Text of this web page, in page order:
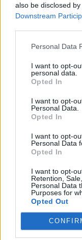
also be disclosed
Downstream
Personal Data
I want to opt-
personal data.
Opted In
I want to opt-
Personal Data.
Opted In
I want to opt-
Personal Data
Opted In
I want to opt-
Retention,
Personal Data
Purposes for
Opted Out